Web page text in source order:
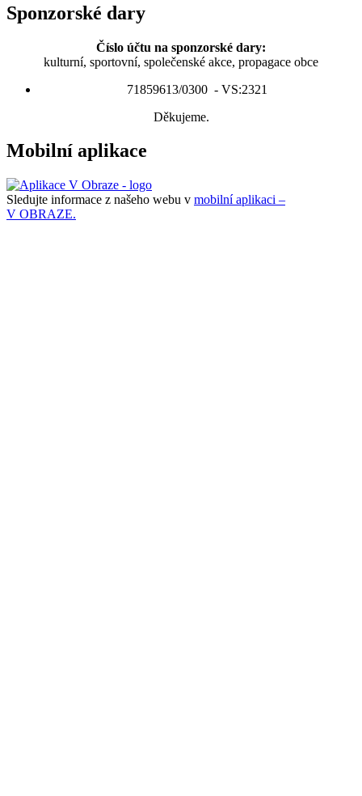
Sponzorské dary
Číslo účtu na sponzorské dary:
kulturní, sportovní, společenské akce, propagace obce
71859613/0300 - VS:2321
Děkujeme.
Mobilní aplikace
Sledujte informace z našeho webu v mobilní aplikaci –
V OBRAZE.